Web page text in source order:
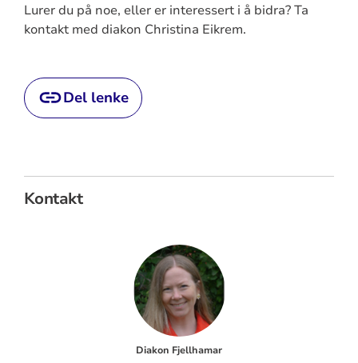
Lurer du på noe, eller er interessert i å bidra? Ta
kontakt med diakon Christina Eikrem.
Del lenke
Kontakt
Diakon Fjellhamar